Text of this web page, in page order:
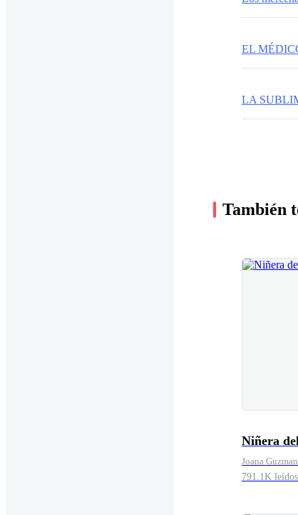
EL
LA
También
Niñera
Joana Guzman
791.1K leídos